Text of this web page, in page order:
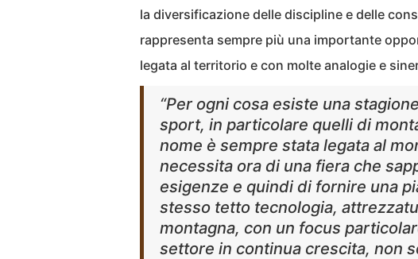
la diversificazione delle discipline e delle
rappresenta sempre più una importante
legata al territorio e con molte analogie e
“Per ogni cosa esiste una
sport, in particolare quelli di
nome è sempre stata legata al
necessita ora di una fiera che
esigenze e quindi di fornire una
stesso tetto tecnologia,
montagna, con un focus
settore in continua crescita, non